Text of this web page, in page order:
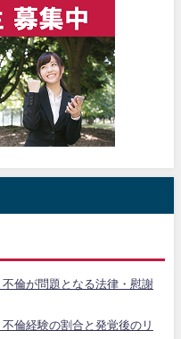
不倫が問題となる法律・慰謝
不倫経験の割合と発覚後のリ